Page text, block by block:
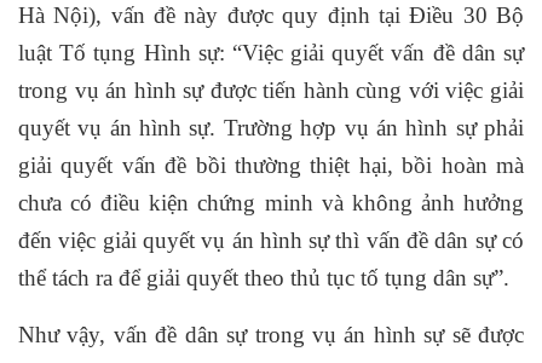
Hà Nội), vấn đề này được quy định tại Điều 30 Bộ
luật Tố tụng Hình sự: “Việc giải quyết vấn đề dân sự
trong vụ án hình sự được tiến hành cùng với việc giải
quyết vụ án hình sự. Trường hợp vụ án hình sự phải
giải quyết vấn đề bồi thường thiệt hại, bồi hoàn mà
chưa có điều kiện chứng minh và không ảnh hưởng
đến việc giải quyết vụ án hình sự thì vấn đề dân sự có
thể tách ra để giải quyết theo thủ tục tố tụng dân sự”.
Như vậy, vấn đề dân sự trong vụ án hình sự sẽ được